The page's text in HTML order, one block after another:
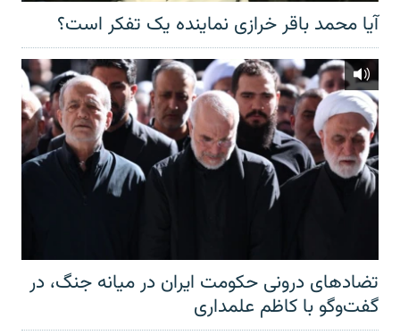
آیا محمد باقر خرازی نماینده یک تفکر است؟
تضادهای درونی حکومت ایران در میانه جنگ، در
گفت‌‌وگو با کاظم علمداری